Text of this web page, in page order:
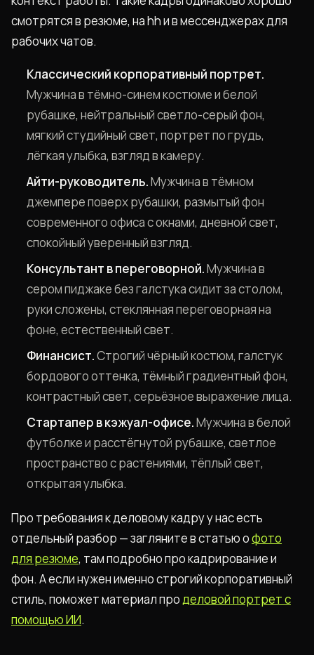
смотрятся в резюме, на hh и в мессенджерах для
рабочих чатов.
Классический корпоративный портрет.
Мужчина в тёмно-синем костюме и белой
рубашке, нейтральный светло-серый фон,
мягкий студийный свет, портрет по грудь,
лёгкая улыбка, взгляд в камеру.
Айти-руководитель.Мужчина в тёмном
джемпере поверх рубашки, размытый фон
современного офиса с окнами, дневной свет,
спокойный уверенный взгляд.
Консультант в переговорной.Мужчина в
сером пиджаке без галстука сидит за столом,
руки сложены, стеклянная переговорная на
фоне, естественный свет.
Финансист.Строгий чёрный костюм, галстук
бордового оттенка, тёмный градиентный фон,
контрастный свет, серьёзное выражение лица.
Стартапер в кэжуал-офисе.Мужчина в белой
футболке и расстёгнутой рубашке, светлое
пространство с растениями, тёплый свет,
открытая улыбка.
Про требования к деловому кадру у нас есть
отдельный разбор — загляните в статью офото
для резюме, там подробно про кадрирование и
фон. А если нужен именно строгий корпоративный
стиль, поможет материал проделовой портрет с
помощью ИИ.